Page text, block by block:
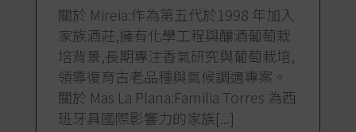
關於 Mireia:作為第五代於1998 年加入
家族酒莊,擁有化學工程與釀酒葡萄栽
培背景,長期專注香氣研究與葡萄栽培,
領導復育古老品種與氣候調適專案。
關於 Mas La Plana:Familia Torres 為西
班牙具國際影響力的家族[...]